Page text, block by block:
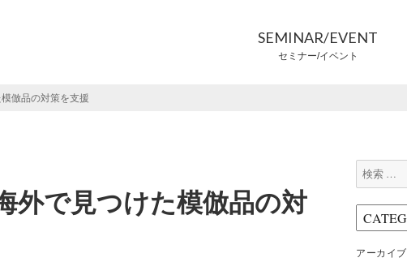
SEMINAR/EVENT
セミナー/イベント
倣品の対策を支援
外で見つけた模倣品の対
検
索:
アーカイブ